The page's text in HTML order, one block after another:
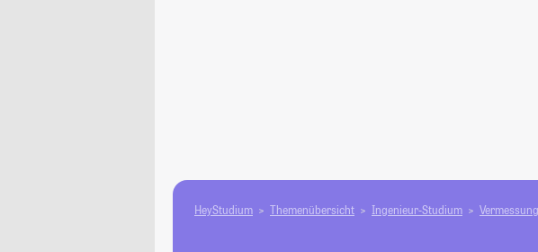
HeyStudium Themenübersicht Ingenieur-Studium